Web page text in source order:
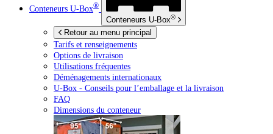
Conteneurs U-Box®
Conteneurs U-Box®
Retour au menu principal
Tarifs et renseignements
Options de livraison
Utilisations fréquentes
Déménagements internationaux
U-Box - Conseils pour l’emballage et la livraison
FAQ
Dimensions du conteneur